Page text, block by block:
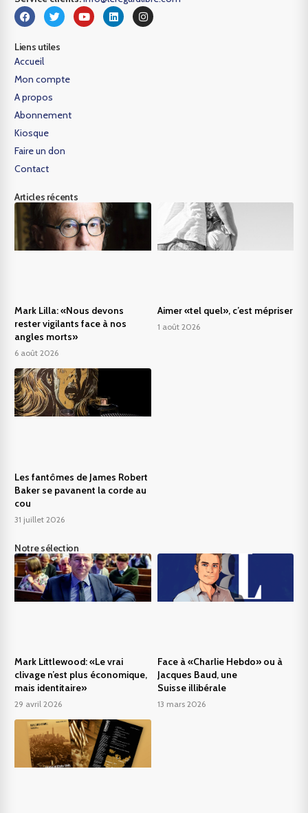
Liens utiles
Accueil
Mon compte
A propos
Abonnement
Kiosque
Faire un don
Contact
Articles récents
Mark Lilla: «Nous devons
rester vigilants face à nos
angles morts»
6 août 2026
Aimer «tel quel», c’est mépriser
1 août 2026
Les fantômes de James Robert
Baker se pavanent la corde au
cou
31 juillet 2026
Notre sélection
Mark Littlewood: «Le vrai
clivage n’est plus économique,
mais identitaire»
29 avril 2026
Face à «Charlie Hebdo» ou à
Jacques Baud, une
Suisse illibérale
13 mars 2026